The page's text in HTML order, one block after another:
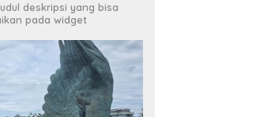
deskripsi yang bisa
pada widget